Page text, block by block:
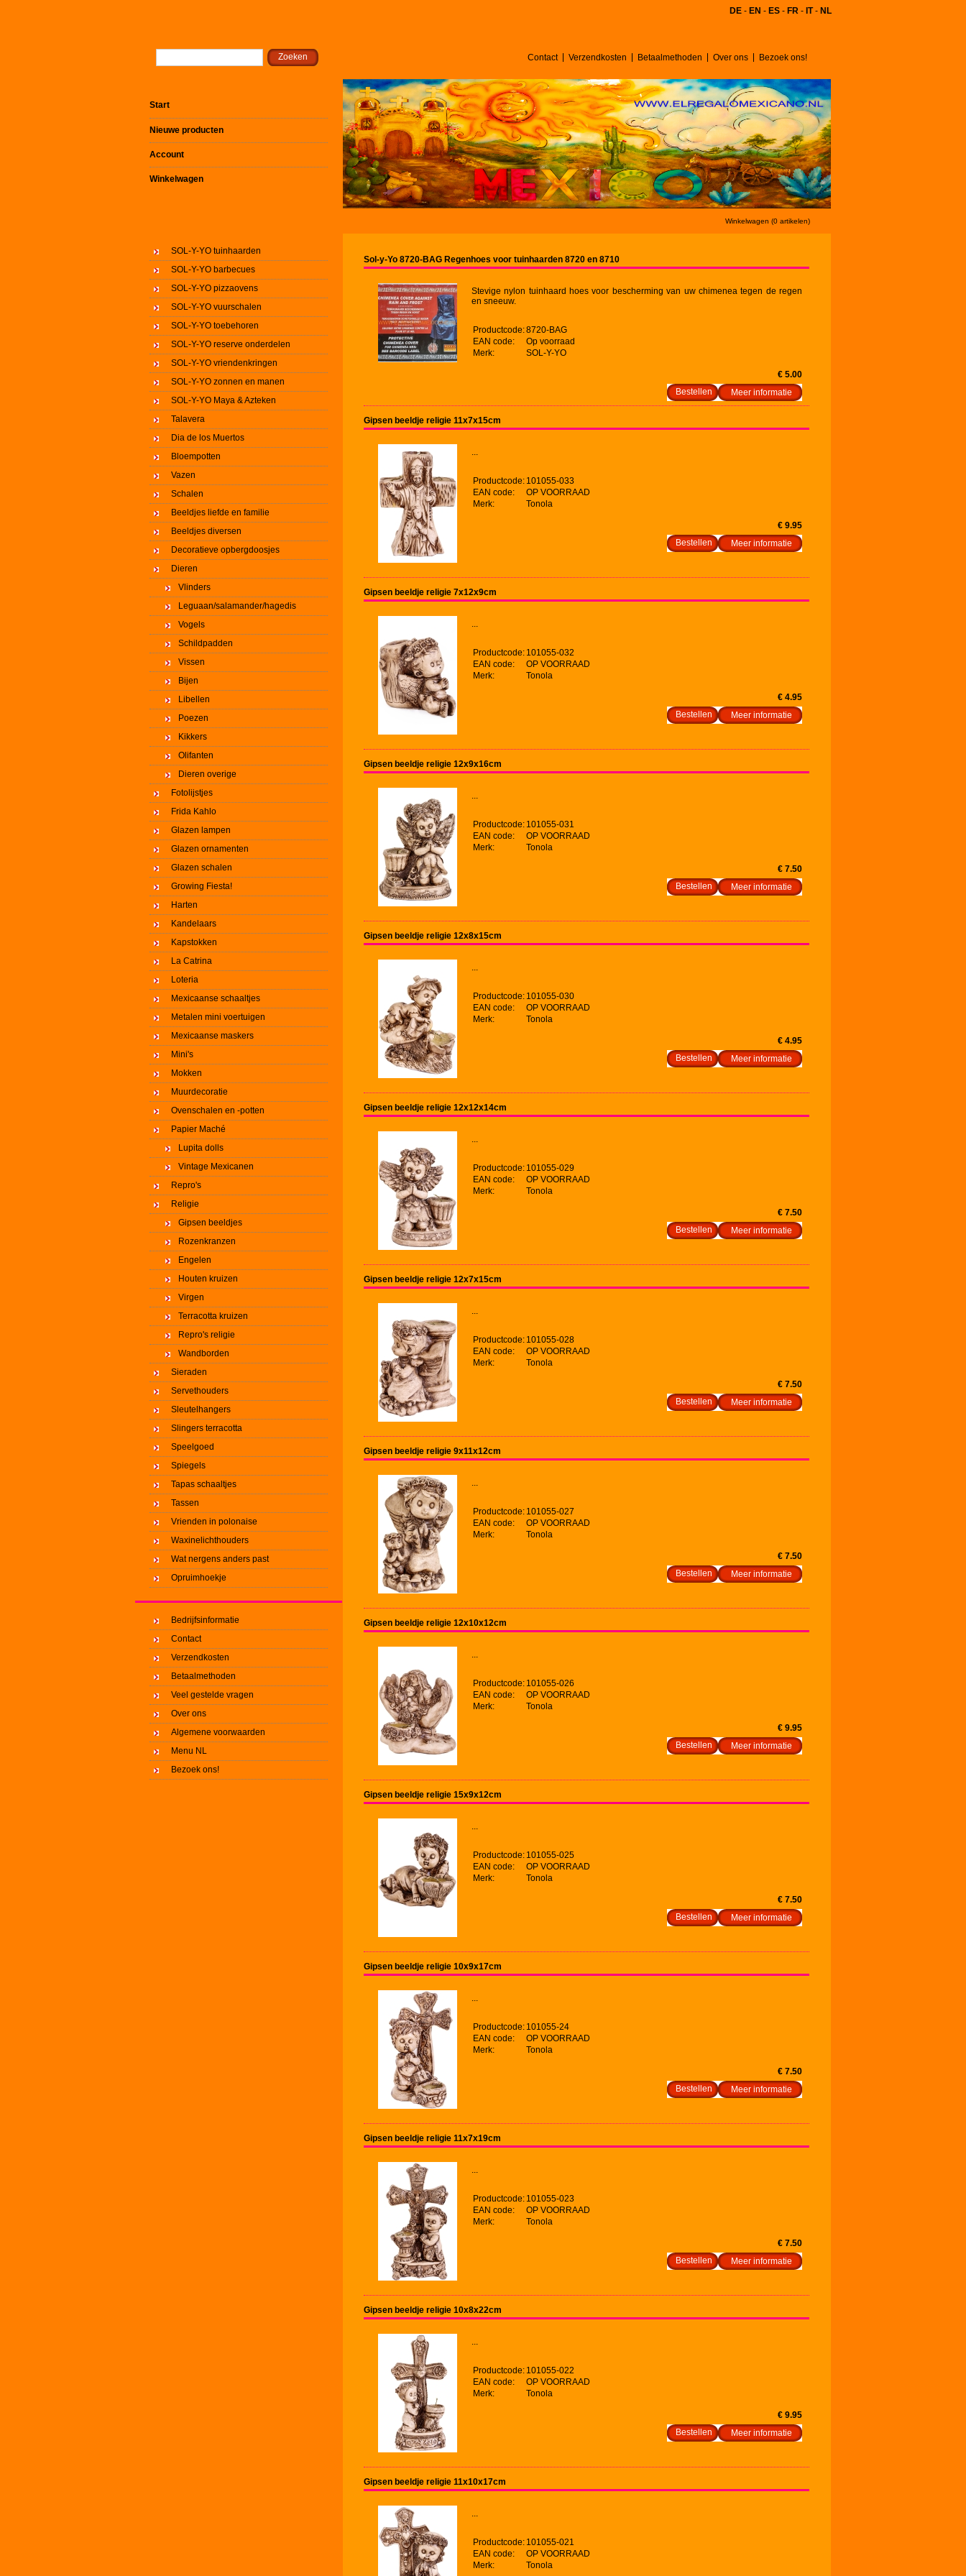
DE - EN - ES - FR - IT- NL
Contact Verzendkosten Betaalmethoden Over ons Bezoek ons!
Start
Nieuwe producten
Account
Winkelwagen
Winkelwagen (0 artikelen)
SOL-Y-YO tuinhaarden
SOL-Y-YO barbecues
SOL-Y-YO pizzaovens
SOL-Y-YO vuurschalen
SOL-Y-YO toebehoren
SOL-Y-YO reserve onderdelen
SOL-Y-YO vriendenkringen
SOL-Y-YO zonnen en manen
SOL-Y-YO Maya & Azteken
Talavera
Dia de los Muertos
Bloempotten
Vazen
Schalen
Beeldjes liefde en familie
Beeldjes diversen
Decoratieve opbergdoosjes
Dieren
Vlinders
Leguaan/salamander/hagedis
Vogels
Schildpadden
Vissen
Bijen
Libellen
Poezen
Kikkers
Olifanten
Dieren overige
Fotolijstjes
Frida Kahlo
Glazen lampen
Glazen ornamenten
Glazen schalen
Growing Fiesta!
Harten
Kandelaars
Kapstokken
La Catrina
Loteria
Mexicaanse schaaltjes
Metalen mini voertuigen
Mexicaanse maskers
Mini's
Mokken
Muurdecoratie
Ovenschalen en -potten
Papier Maché
Lupita dolls
Vintage Mexicanen
Repro's
Religie
Gipsen beeldjes
Rozenkranzen
Engelen
Houten kruizen
Virgen
Terracotta kruizen
Repro's religie
Wandborden
Sieraden
Servethouders
Sleutelhangers
Slingers terracotta
Speelgoed
Spiegels
Tapas schaaltjes
Tassen
Vrienden in polonaise
Waxinelichthouders
Wat nergens anders past
Opruimhoekje
Bedrijfsinformatie
Contact
Verzendkosten
Betaalmethoden
Veel gestelde vragen
Over ons
Algemene voorwaarden
Menu NL
Bezoek ons!
Sol-y-Yo 8720-BAG Regenhoes voor tuinhaarden 8720 en 8710
Stevige nylon tuinhaard hoes voor bescherming van uw chimenea tegen de regen
en sneeuw.
Productcode:8720-BAG
EAN code:
Op voorraad
Merk:
SOL-Y-YO
€ 5.00
Meer informatie
Gipsen beeldje religie 11x7x15cm
...
Productcode: 101055-033
EAN code:
OP VOORRAAD
Merk:
Tonola
€ 9.95
Meer informatie
Gipsen beeldje religie 7x12x9cm
...
Productcode: 101055-032
EAN code:
OP VOORRAAD
Merk:
Tonola
€ 4.95
Meer informatie
Gipsen beeldje religie 12x9x16cm
...
Productcode: 101055-031
EAN code:
OP VOORRAAD
Merk:
Tonola
€ 7.50
Meer informatie
Gipsen beeldje religie 12x8x15cm
...
Productcode: 101055-030
EAN code:
OP VOORRAAD
Merk:
Tonola
€ 4.95
Meer informatie
Gipsen beeldje religie 12x12x14cm
...
Productcode: 101055-029
EAN code:
OP VOORRAAD
Merk:
Tonola
€ 7.50
Meer informatie
Gipsen beeldje religie 12x7x15cm
...
Productcode: 101055-028
EAN code:
OP VOORRAAD
Merk:
Tonola
€ 7.50
Meer informatie
Gipsen beeldje religie 9x11x12cm
...
Productcode: 101055-027
EAN code:
OP VOORRAAD
Merk:
Tonola
€ 7.50
Meer informatie
Gipsen beeldje religie 12x10x12cm
...
Productcode: 101055-026
EAN code:
OP VOORRAAD
Merk:
Tonola
€ 9.95
Meer informatie
Gipsen beeldje religie 15x9x12cm
...
Productcode: 101055-025
EAN code:
OP VOORRAAD
Merk:
Tonola
€ 7.50
Meer informatie
Gipsen beeldje religie 10x9x17cm
...
Productcode: 101055-24
EAN code:
OP VOORRAAD
Merk:
Tonola
€ 7.50
Meer informatie
Gipsen beeldje religie 11x7x19cm
...
Productcode: 101055-023
EAN code:
OP VOORRAAD
Merk:
Tonola
€ 7.50
Meer informatie
Gipsen beeldje religie 10x8x22cm
...
Productcode: 101055-022
EAN code:
OP VOORRAAD
Merk:
Tonola
€ 9.95
Meer informatie
Gipsen beeldje religie 11x10x17cm
...
Productcode: 101055-021
EAN code:
OP VOORRAAD
Merk:
Tonola